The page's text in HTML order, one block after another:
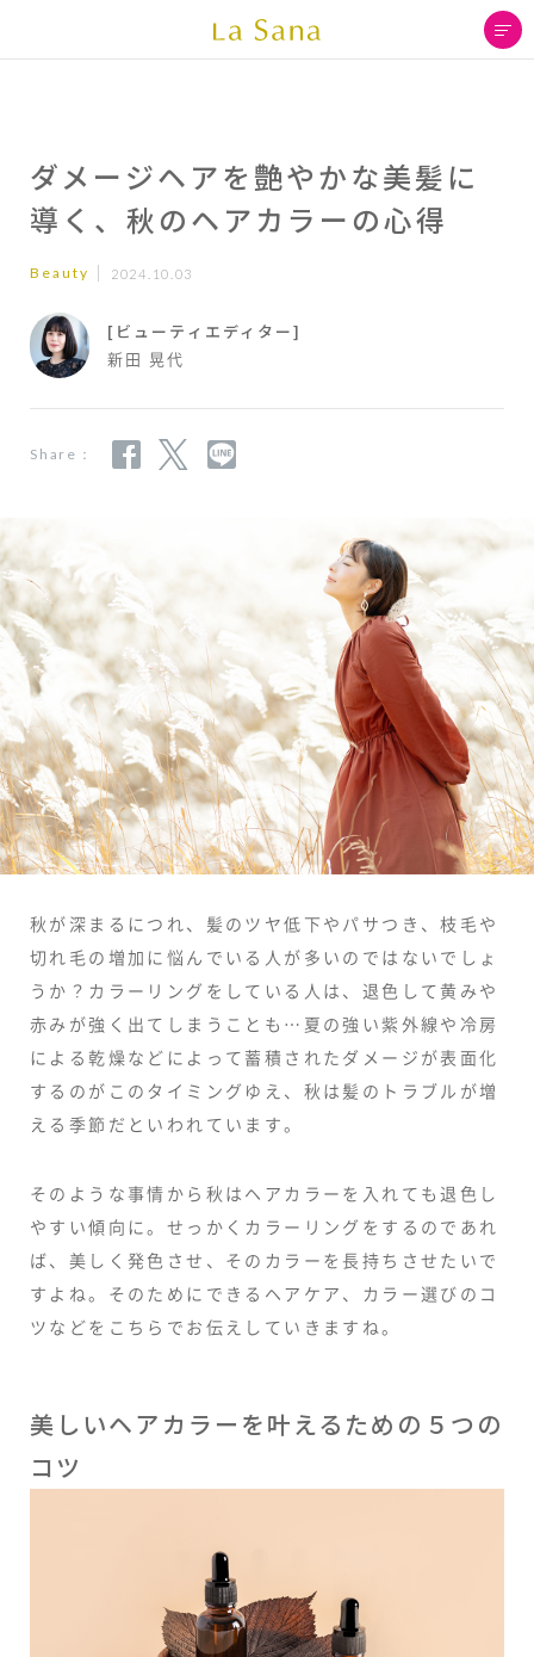
ダメージヘアを艶やかな美髪に
導く、秋のヘアカラーの心得
Beauty 2024.10.03
[ビューティエディター]
新田 晃代
Share：
秋が深まるにつれ、髪のツヤ低下やパサつき、枝毛や
切れ毛の増加に悩んでいる人が多いのではないでしょ
うか？カラーリングをしている人は、退色して黄みや
赤みが強く出てしまうことも…夏の強い紫外線や冷房
による乾燥などによって蓄積されたダメージが表面化
するのがこのタイミングゆえ、秋は髪のトラブルが増
える季節だといわれています。
そのような事情から秋はヘアカラーを入れても退色し
やすい傾向に。せっかくカラーリングをするのであれ
ば、美しく発色させ、そのカラーを長持ちさせたいで
すよね。そのためにできるヘアケア、カラー選びのコ
ツなどをこちらでお伝えしていきますね。
美しいヘアカラーを叶えるための５つの
コツ